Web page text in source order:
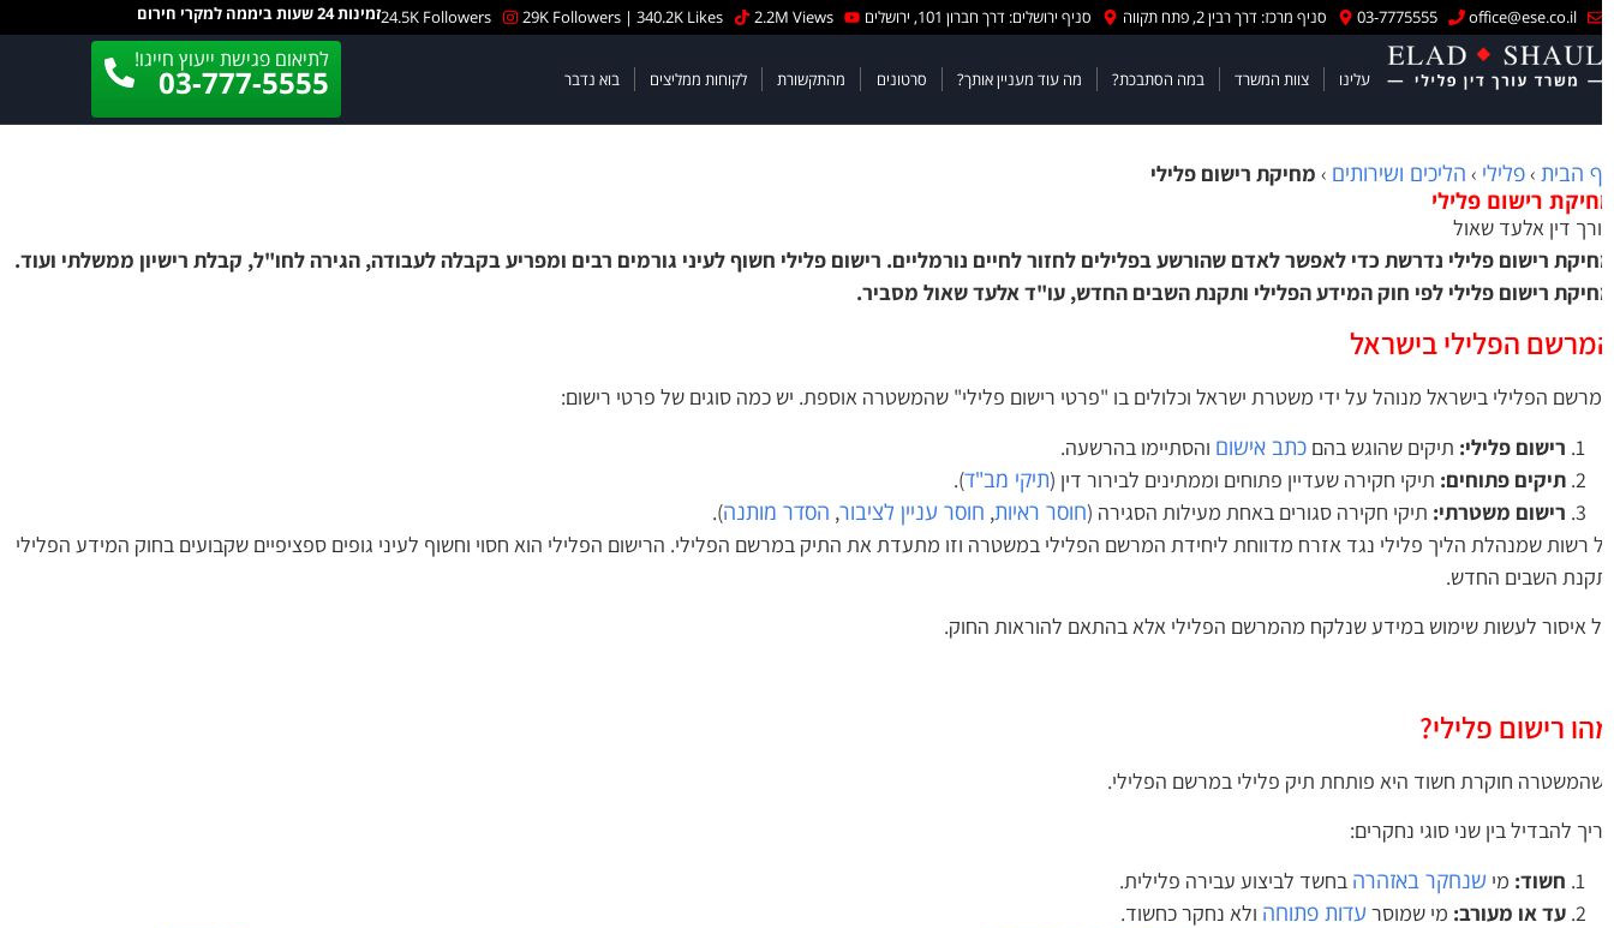
office@ese.co.il
03-7775555 סניף מרכז: דרך רבין 2, פתח תקווה סניף ירושלים: דרך חברון 101, ירושלים 2.2M Views
29K Followers | 340.2K Likes
24.5K Followersזמינות 24 שעות ביממה למקרי חירום
עלינו צוות המשרד במה הסתבכת? מה עוד מעניין אותך? סרטונים מהתקשורת לקוחות ממליצים בוא נדבר
לתיאום פגישת ייעוץ חייגו!
03-777-5555
הבית› פלילי› הליכים ושירותים› מחיקת רישום פלילי
רישום פלילי
דין אלעד שאול
רישום פלילי נדרשת כדי לאפשר לאדם שהורשע בפלילים לחזור לחיים נורמליים. רישום פלילי חשוף לעיני גורמים רבים ומפריע בקבלה לעבודה, הגירה לחו"ל, קבלת רישיון ממשלתי ועוד.
רישום פלילי לפי חוק המידע הפלילי ותקנת השבים החדש, עו"ד אלעד שאול מסביר.
הפלילי בישראל
הפלילי בישראל מנוהל על ידי משטרת ישראל וכלולים בו "פרטי רישום פלילי" שהמשטרה אוספת. יש כמה סוגים של פרטי רישום:
רישום פלילי:תיקים שהוגש בהםכתב אישוםוהסתיימו בהרשעה.
תיקים פתוחים:תיקי חקירה שעדיין פתוחים וממתינים לבירור דין ( תיקי מב"ד).
רישום משטרתי:תיקי חקירה סגורים באחת מעילות הסגירה ( חוסר ראיות,חוסר עניין לציבור,הסדר מותנה).
רשות שמנהלת הליך פלילי נגד אזרח מדווחת ליחידת המרשם הפלילי במשטרה וזו מתעדת את התיק במרשם הפלילי. הרישום הפלילי הוא חסוי וחשוף לעיני גופים ספציפיים שקבועים בחוק המידע הפלילי
השבים החדש.
איסור לעשות שימוש במידע שנלקח מהמרשם הפלילי אלא בהתאם להוראות החוק.
רישום פלילי?
חוקרת חשוד היא פותחת תיק פלילי במרשם הפלילי.
להבדיל בין שני סוגי נחקרים:
חשוד:מישנחקר באזהרהבחשד לביצוע עבירה פלילית.
עד או מעורב:מי שמוסרעדות פתוחהולא נחקר כחשוד.